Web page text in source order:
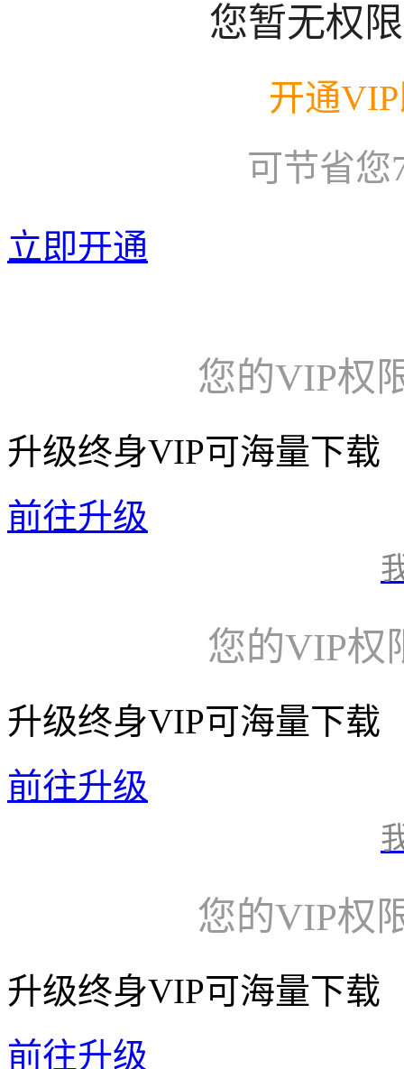
您暂无权
开通
可节省您
立即开通
您的VIP权
升级终身VIP可海量下载
前往升级
您的VIP权
升级终身VIP可海量下载
前往升级
您的VIP权
升级终身VIP可海量下载
前往升级